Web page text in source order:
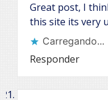
Great post, I
this site its very
Carregando...
Responder